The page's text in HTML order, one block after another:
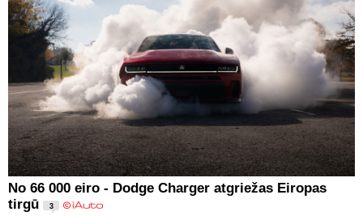
No 66 000 eiro - Dodge Charger atgriežas Eiropas
tirgū
3